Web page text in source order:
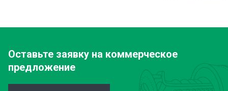
Оставьте заявку на коммерческое
предложение